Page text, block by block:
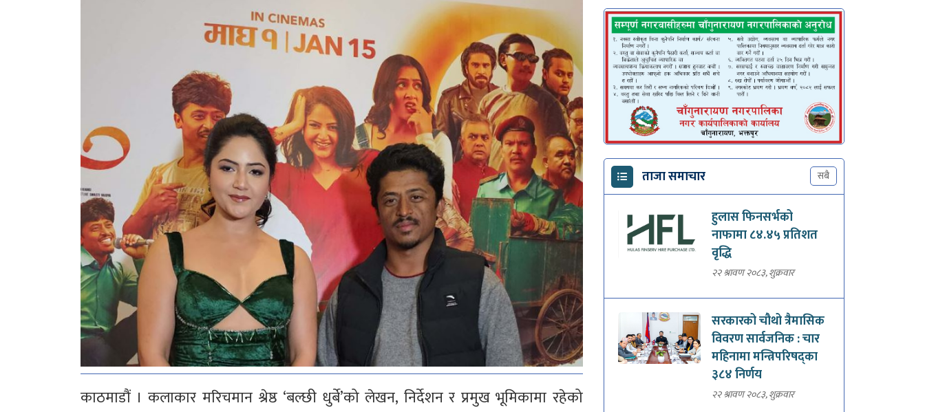
काठमाडौं । कलाकार मरिचमान श्रेष्ठ ‘बल्छी धुर्बे’को लेखन, निर्देशन र प्रमुख भूमिकामा रहेको
ताजा समाचार सबै
हुलास फिनसर्भको
नाफामा ८४.४५ प्रतिशत
वृद्धि
२२ श्रावण २०८३, शुक्रवार
सरकारको चौथो त्रैमासिक
विवरण सार्वजनिक : चार
महिनामा मन्त्रिपरिषद्का
३८४ निर्णय
२२ श्रावण २०८३, शुक्रवार